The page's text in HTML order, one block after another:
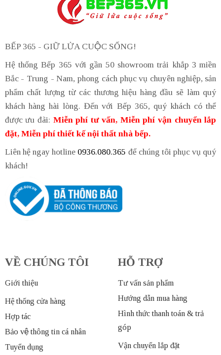
BẾP 365 - GIỮ LỬA CUỘC SỐNG!
Hệ thống Bếp 365 với gần 50 showroom trải khắp 3 miền
Bắc - Trung - Nam, phong cách phục vụ chuyên nghiệp, sản
phẩm chất lượng từ các thương hiệu hàng đầu sẽ làm quý
khách hàng hài lòng. Đến với Bếp 365, quý khách có thể
được ưu đãi: Miễn phí tư vấn, Miễn phí vận chuyển lắp
đặt, Miễn phí thiết kế nội thất nhà bếp.
Liên hệ ngay hotline 0936.080.365 để chúng tôi phục vụ quý
khách!
VỀ CHÚNG TÔI
Giới thiệu
Hệ thống cửa hàng
Hợp tác
Bảo vệ thông tin cá nhân
Tuyển dụng
HỖ TRỢ
Tư vấn sản phẩm
Hướng dẫn mua hàng
Hình thức thanh toán & trả
góp
Vận chuyển lắp đặt